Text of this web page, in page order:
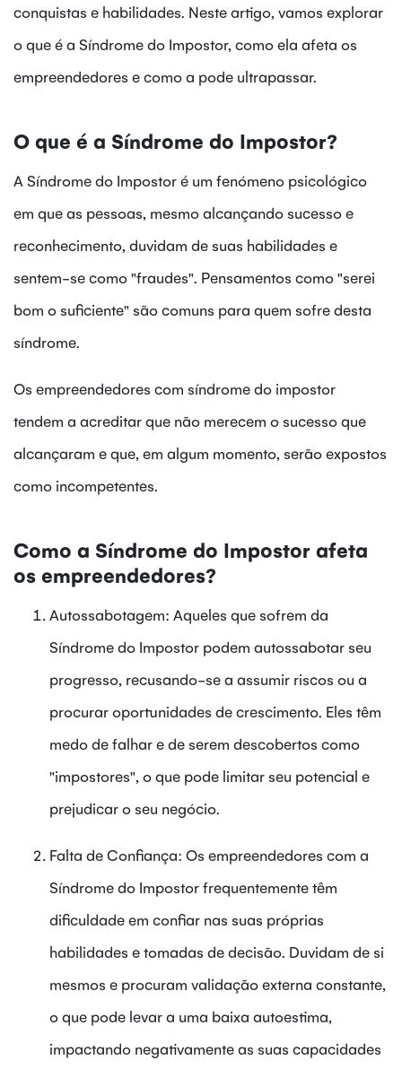
conquistas e habilidades. Neste artigo, vamos explorar
o que é a Síndrome do Impostor, como ela afeta os
empreendedores e como a pode ultrapassar.
O que é a Síndrome do Impostor?
A Síndrome do Impostor é um fenómeno psicológico
em que as pessoas, mesmo alcançando sucesso e
reconhecimento, duvidam de suas habilidades e
sentem-se como "fraudes". Pensamentos como "serei
bom o suficiente" são comuns para quem sofre desta
síndrome.
Os empreendedores com síndrome do impostor
tendem a acreditar que não merecem o sucesso que
alcançaram e que, em algum momento, serão expostos
como incompetentes.
Como a Síndrome do Impostor afeta
os empreendedores?
Autossabotagem: Aqueles que sofrem da
Síndrome do Impostor podem autossabotar seu
progresso, recusando-se a assumir riscos ou a
procurar oportunidades de crescimento. Eles têm
medo de falhar e de serem descobertos como
"impostores", o que pode limitar seu potencial e
prejudicar o seu negócio.
Falta de Confiança: Os empreendedores com a
Síndrome do Impostor frequentemente têm
dificuldade em confiar nas suas próprias
habilidades e tomadas de decisão. Duvidam de si
mesmos e procuram validação externa constante,
o que pode levar a uma baixa autoestima,
impactando negativamente as suas capacidades